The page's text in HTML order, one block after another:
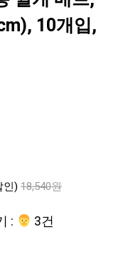
10개입,
인) 18,540원
: ‍‍ 3건